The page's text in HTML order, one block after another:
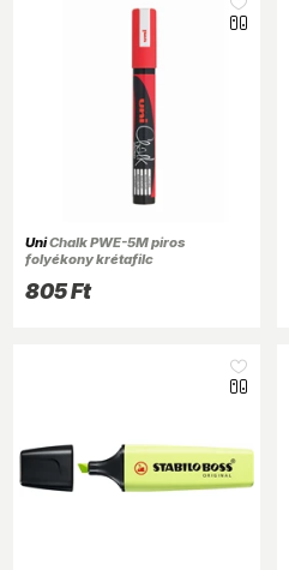
UniChalk PWE-5M piros
folyékony krétafilc
805 Ft